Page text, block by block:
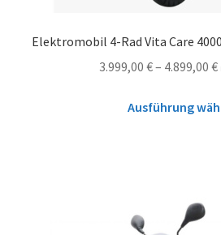
Elektromobil 4-Rad Vita Care
3.999,00 €– 4.899,00 €
Ausführung